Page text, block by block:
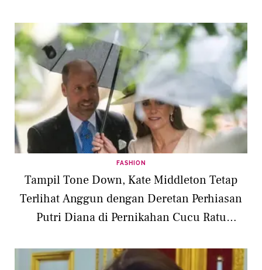
FASHION
Tampil Tone Down, Kate Middleton Tetap
Terlihat Anggun dengan Deretan Perhiasan
Putri Diana di Pernikahan Cucu Ratu